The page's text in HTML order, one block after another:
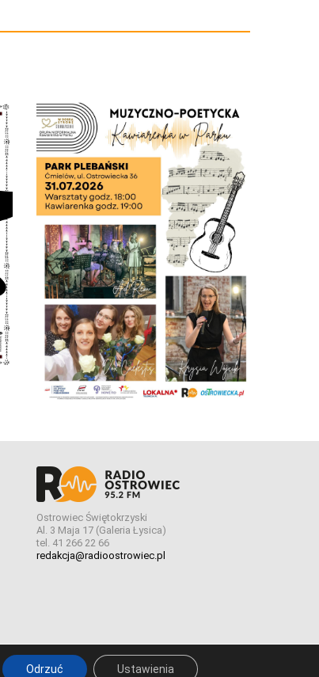
Ostrowiec Świętokrzyski
Al. 3 Maja 17 (Galeria Łysica)
tel. 41 266 22 66
redakcja@radioostrowiec.pl
Stworzone z wpogstudio.pl
Odrzuć Ustawienia